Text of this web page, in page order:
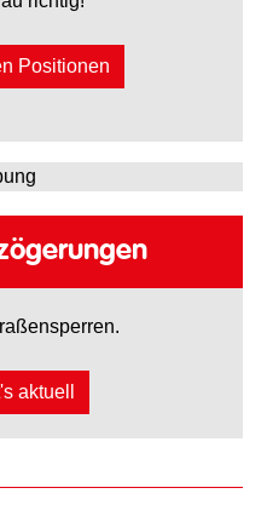
Positionen
aktuell